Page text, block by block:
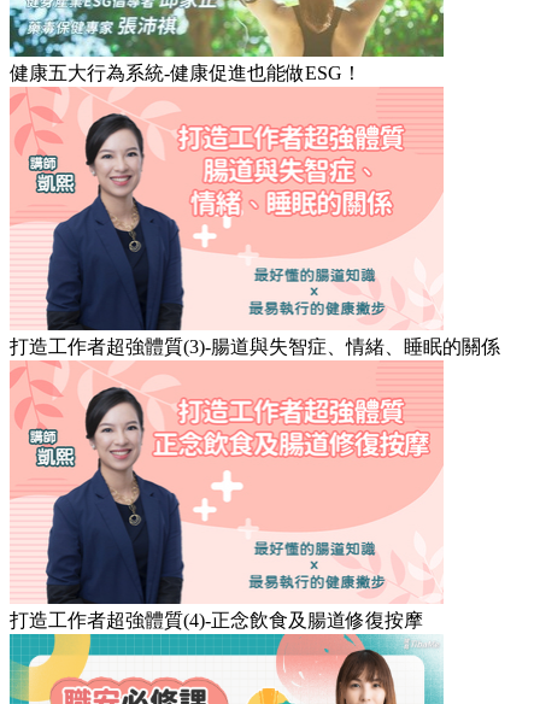
健康五大行為系統-健康促進也能做ESG！
打造工作者超強體質(3)-腸道與失智症、情緒、睡眠的關係
打造工作者超強體質(4)-正念飲食及腸道修復按摩